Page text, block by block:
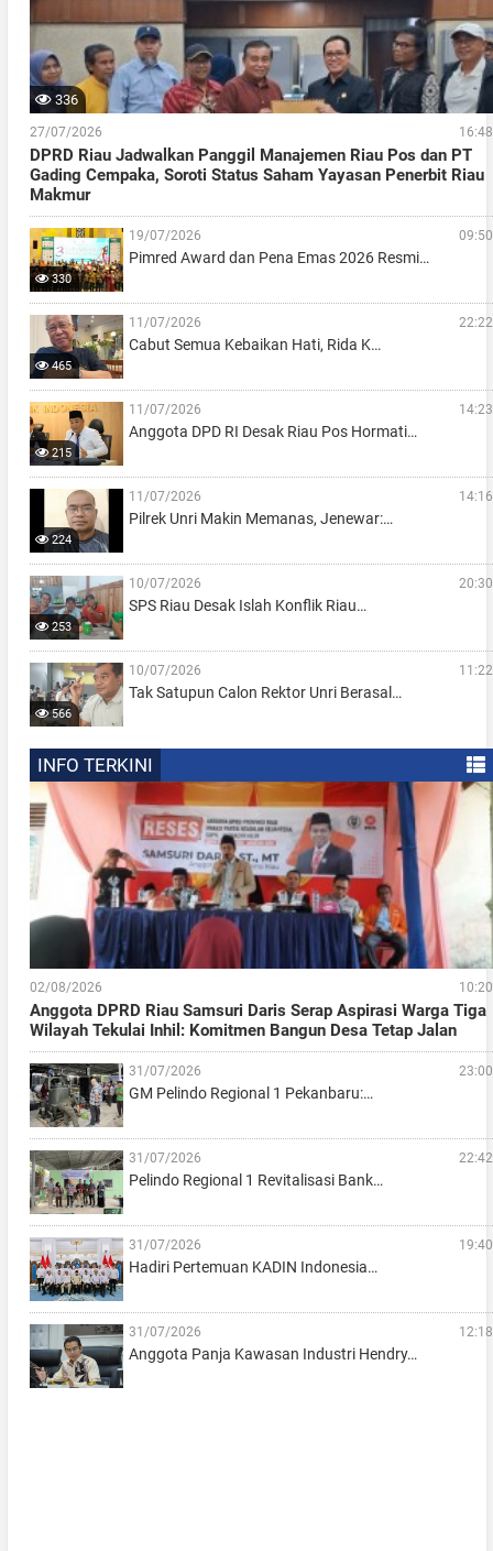
336
27/07/2026 16:48
DPRD Riau Jadwalkan Panggil Manajemen Riau Pos dan PT
Gading Cempaka, Soroti Status Saham Yayasan Penerbit Riau
Makmur
330
19/07/2026 09:50
Pimred Award dan Pena Emas 2026 Resmi…
465
11/07/2026 22:22
Cabut Semua Kebaikan Hati, Rida K…
215
11/07/2026 14:23
Anggota DPD RI Desak Riau Pos Hormati…
224
11/07/2026 14:16
Pilrek Unri Makin Memanas, Jenewar:…
253
10/07/2026 20:30
SPS Riau Desak Islah Konflik Riau…
566
10/07/2026 11:22
Tak Satupun Calon Rektor Unri Berasal…
INFO TERKINI
02/08/2026 10:20
Anggota DPRD Riau Samsuri Daris Serap Aspirasi Warga Tiga
Wilayah Tekulai Inhil: Komitmen Bangun Desa Tetap Jalan
31/07/2026 23:00
GM Pelindo Regional 1 Pekanbaru:…
31/07/2026 22:42
Pelindo Regional 1 Revitalisasi Bank…
31/07/2026 19:40
Hadiri Pertemuan KADIN Indonesia…
31/07/2026 12:18
Anggota Panja Kawasan Industri Hendry…